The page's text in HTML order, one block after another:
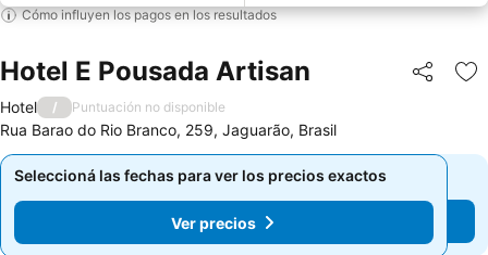
Cómo influyen los pagos en los resultados
Hotel E Pousada Artisan Compartir
Hotel / Puntuación no disponible
Rua Barao do Rio Branco, 259, Jaguarão, Brasil
Seleccioná las fechas para ver los precios exactos
Ver precios
Seleccioná las fechas para ver los precios exactos
Ver precios